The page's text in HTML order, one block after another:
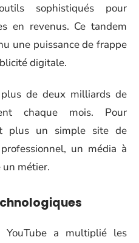
sophistiqués pour
en revenus. Ce tandem
une puissance de frappe
digitale.
de deux milliards de
chaque mois. Pour
plus un simple site de
un média à
métier.
a multiplié les